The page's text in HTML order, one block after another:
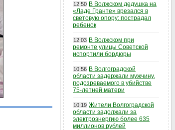
12:50 В Волжском дедушка на
«Ладе Гранте» врезался в
световую опору: пострадал
ребенок
12:03 В Волжском при
ремонте улицы Советской
испортили бордюры
10:56 В Волгоградской
области задержали мужчину,
подозреваемого в убийстве
75-летней матери
10:19 Жители Волгоградской
области задолжали за
электроэнергию более 635
миллионов рублей